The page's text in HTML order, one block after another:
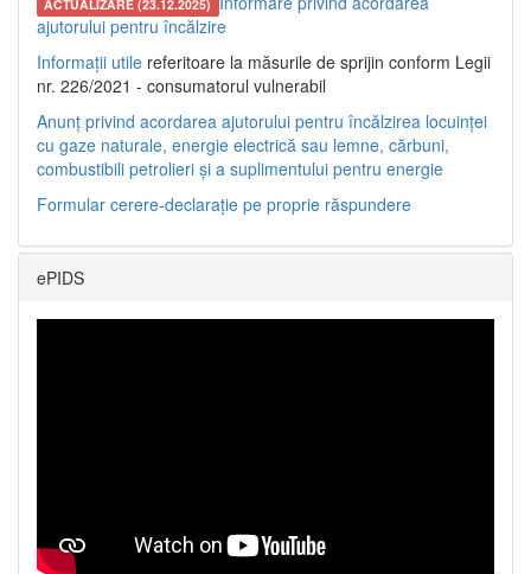
ACTUALIZARE (23.12.2025)
ajutorului pentru încălzire
Informații utile referitoare la măsurile de sprijin conform Legii
nr. 226/2021 - consumatorul vulnerabil
Anunț privind acordarea ajutorului pentru încălzirea locuinței
cu gaze naturale, energie electrică sau lemne, cărbuni,
combustibili petrolieri și a suplimentului pentru energie
Formular cerere-declarație pe proprie răspundere
ePIDS